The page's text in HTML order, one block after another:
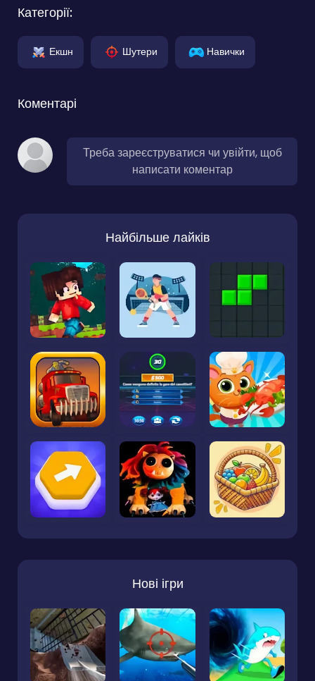
Категорії:
Екшн Шутери Навички
Коментарі
Треба зареєструватися чи увійти, щоб
написати коментар
Найбільше лайків
Нові ігри